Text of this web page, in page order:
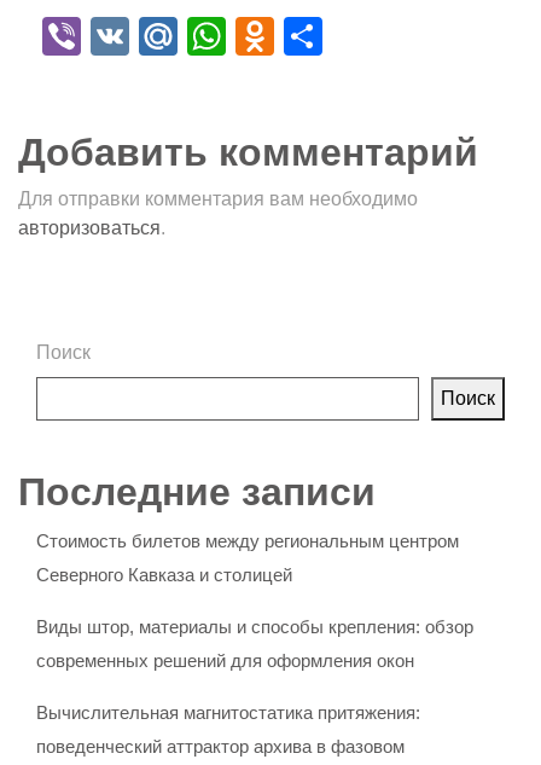
Viber
VK Mail.Ru
WhatsApp
Odnoklassniki
Добавить комментарий
Для отправки комментария вам необходимо
авторизоваться.
Поиск
Поиск
Последние записи
Стоимость билетов между региональным центром
Северного Кавказа и столицей
Виды штор, материалы и способы крепления: обзор
современных решений для оформления окон
Вычислительная магнитостатика притяжения:
поведенческий аттрактор архива в фазовом